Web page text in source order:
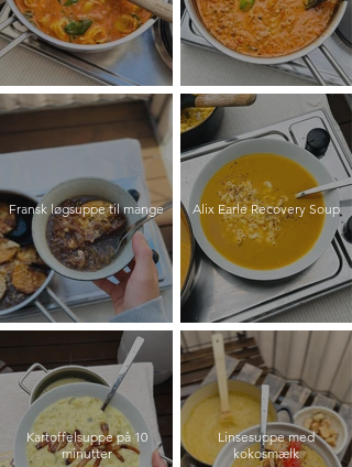
Fransk løgsuppe til mange Alix Earle Recovery Soup
Kartoffelsuppe på 10
minutter
Linsesuppe med
kokosmælk